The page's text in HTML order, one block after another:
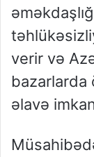
verir və
bazarlarda
əlavə